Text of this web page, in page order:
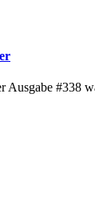
Ausgabe #338